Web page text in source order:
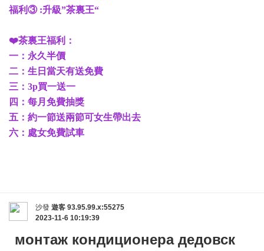
福利③ :升級”茶裏王“
❤️茶裏王福利：
一：永久半價
二：生日當天有送免費
三：3p買一送一
四：每月免費抽獎
五：約一節送兩節可女生帶出去
六：處女免費試車
沙發 遊客 93.95.99.x:55275
2023-11-6 10:19:39
монтаж кондиционера дедовск